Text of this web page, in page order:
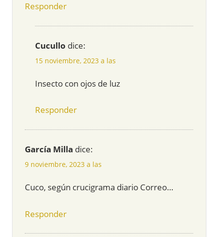
Responder
Cucullo dice:
15 noviembre, 2023 a las
Insecto con ojos de luz
Responder
García Milla dice:
9 noviembre, 2023 a las
Cuco, según crucigrama diario Correo…
Responder